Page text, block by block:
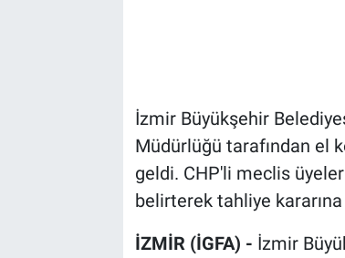
İzmir Büyükşehir
Müdürlüğü tarafından el
geldi. CHP'li meclis
belirterek tahliye
İZMİR (İGFA) - İzmir